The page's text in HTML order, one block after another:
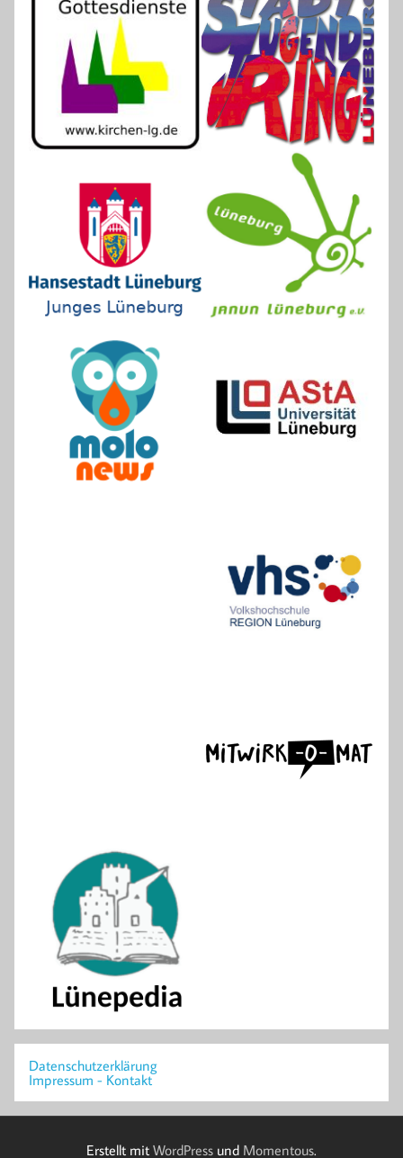
Datenschutzerklärung
Impressum - Kontakt
Erstellt mit WordPress und Momentous.